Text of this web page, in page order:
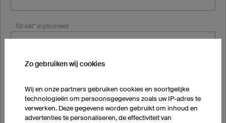
Straat* (optioneel)
Postcode* (optioneel)
Woonplaats* (optioneel)
Zo gebruiken wij cookies
Wij en onze partners gebruiken cookies en soortgelijke
technologieën om persoonsgegevens zoals uw IP-adres te
verwerken. Deze gegevens worden gebruikt om inhoud en
advertenties te personaliseren, de effectiviteit van